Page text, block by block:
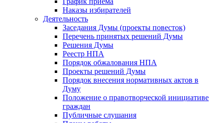
Наказы избирателей
Деятельность
Заседания Думы (проекты повесток)
Перечень принятых решений Думы
Решения Думы
Реестр НПА
Порядок обжалования НПА
Проекты решений Думы
Порядок внесения нормативных актов в
Думу
Положение о правотворческой инициативе
граждан
Публичные слушания